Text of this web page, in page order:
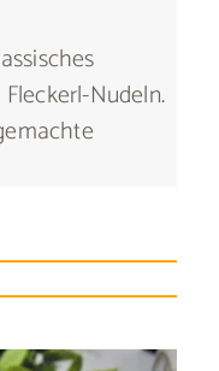
Nudeln.